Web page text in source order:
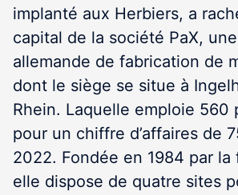
implanté aux Herbiers, a
capital de la société PaX,
allemande de fabrication de
dont le siège se situe à
Rhein. Laquelle emploie 560
pour un chiffre d’affaires de
2022. Fondée en 1984 par la
elle dispose de quatre sites